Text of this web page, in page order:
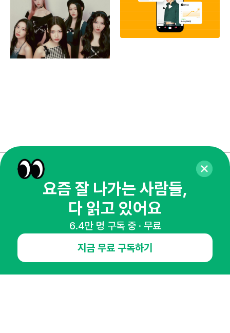
매주 화요일 아침,
마케팅 감각을 깨워 드릴게요!
요즘 잘 나가는 사람들,
다 읽고 있어요
6.4만 명 구독 중 · 무료
지금 무료 구독하기